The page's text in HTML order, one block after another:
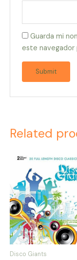
Guarda mi
este navegador
Related
Disco Giants